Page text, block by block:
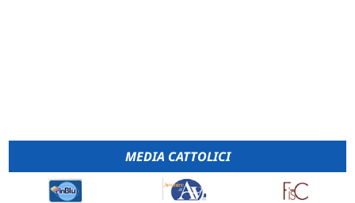
MEDIA CATTOLICI